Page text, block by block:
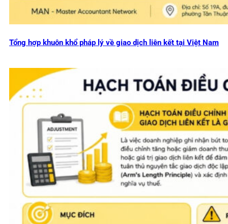
Tổng hợp khuôn khổ pháp lý về giao dịch liên kết tại Việt Nam